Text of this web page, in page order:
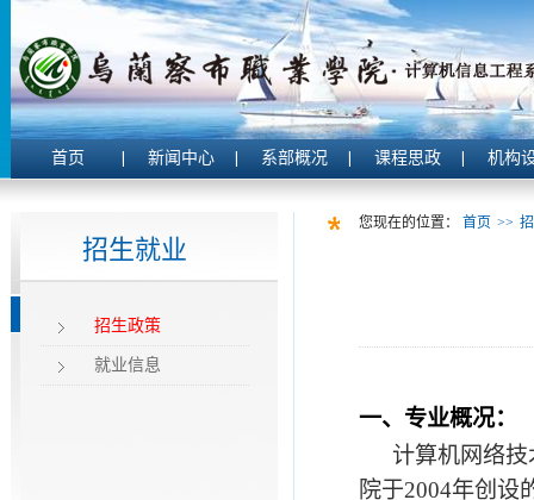
首页 新闻中心 系部概况 课程思政 机构
招生就业
招生政策
就业信息
您现在的位置： 首页 >>
一、专业概况：
计算机网络
院于2004年创设